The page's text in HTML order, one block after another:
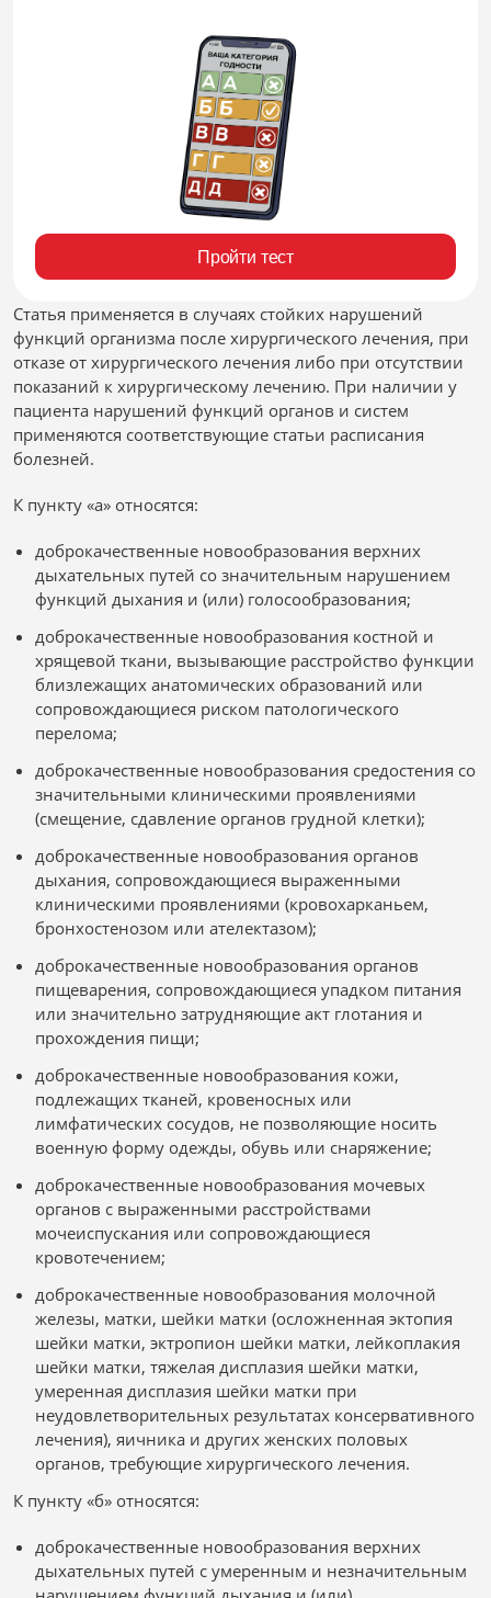
Пройти тест
Статья применяется в случаях стойких нарушений
функций организма после хирургического лечения, при
отказе от хирургического лечения либо при отсутствии
показаний к хирургическому лечению. При наличии у
пациента нарушений функций органов и систем
применяются соответствующие статьи расписания
болезней.
К пункту «а» относятся:
доброкачественные новообразования верхних
дыхательных путей со значительным нарушением
функций дыхания и (или) голосообразования;
доброкачественные новообразования костной и
хрящевой ткани, вызывающие расстройство функции
близлежащих анатомических образований или
сопровождающиеся риском патологического
перелома;
доброкачественные новообразования средостения со
значительными клиническими проявлениями
(смещение, сдавление органов грудной клетки);
доброкачественные новообразования органов
дыхания, сопровождающиеся выраженными
клиническими проявлениями (кровохарканьем,
бронхостенозом или ателектазом);
доброкачественные новообразования органов
пищеварения, сопровождающиеся упадком питания
или значительно затрудняющие акт глотания и
прохождения пищи;
доброкачественные новообразования кожи,
подлежащих тканей, кровеносных или
лимфатических сосудов, не позволяющие носить
военную форму одежды, обувь или снаряжение;
доброкачественные новообразования мочевых
органов с выраженными расстройствами
мочеиспускания или сопровождающиеся
кровотечением;
доброкачественные новообразования молочной
железы, матки, шейки матки (осложненная эктопия
шейки матки, эктропион шейки матки, лейкоплакия
шейки матки, тяжелая дисплазия шейки матки,
умеренная дисплазия шейки матки при
неудовлетворительных результатах консервативного
лечения), яичника и других женских половых
органов, требующие хирургического лечения.
К пункту «б» относятся:
доброкачественные новообразования верхних
дыхательных путей с умеренным и незначительным